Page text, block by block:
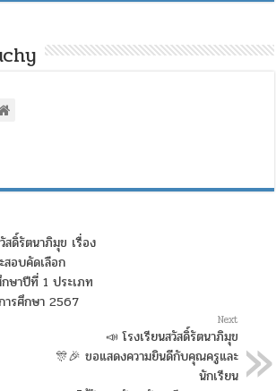
สดิ์รัตนาภิมุข เรื่อง
สอบคัดเลือก
ษาปีที่ 1 ประเภท
ารศึกษา 2567
Next
📣 โรงเรียนสวัสดิ์รัตนาภิมุข
🎊🎉 ขอแสดงความยินดีกับคุณครูและ
นักเรียน